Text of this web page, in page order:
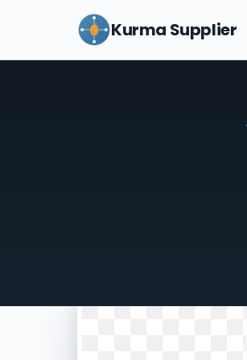
Kurma Supplier